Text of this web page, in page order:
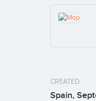
CREATED
Spain,